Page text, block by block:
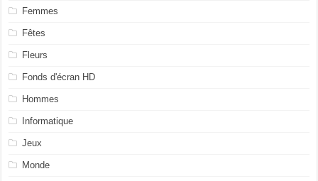
Femmes
Fêtes
Fleurs
Fonds d'écran HD
Hommes
Informatique
Jeux
Monde